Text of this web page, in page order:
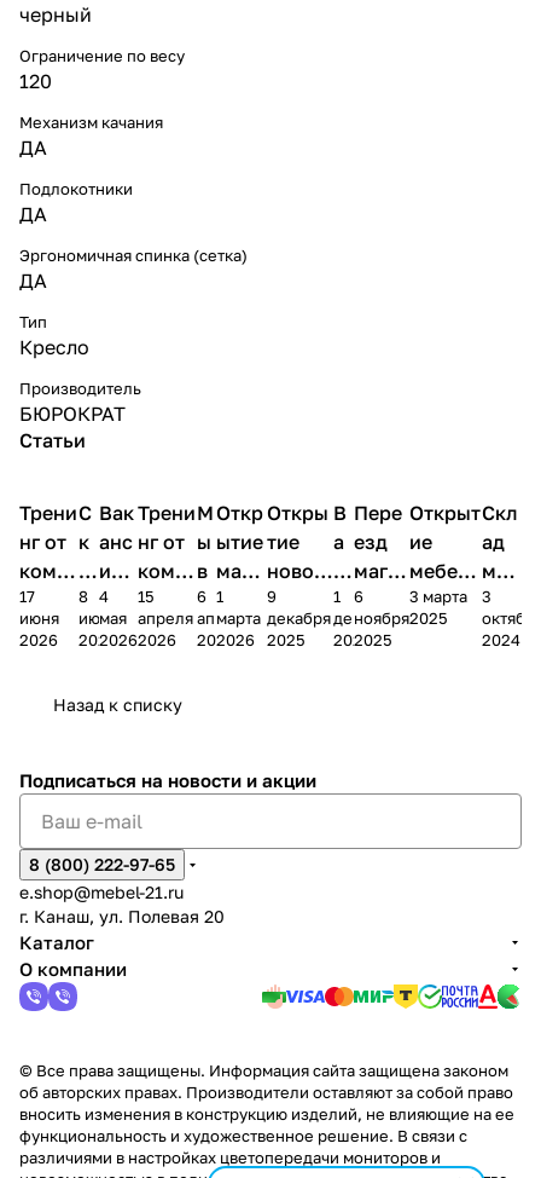
черный
Ограничение по весу
120
Механизм качания
ДА
Подлокотники
ДА
Эргономичная спинка (сетка)
ДА
Тип
Кресло
Производитель
БЮРОКРАТ
Статьи
Трени
нг от
комп
ании
Мело
17
июня
2026
С
к
и
д
к
2
8
июня
2026
Вак
анс
ия в
Чеб
окс
4
мая
2026
Трени
нг от
комп
ании
Мело
15
апреля
2026
М
ы
в
М
А
6
апреля
2026
Откр
ытие
мага
зина
в
1
марта
2026
Откры
тие
новог
о
магаз
9
декабря
2025
В
а
к
а
н
1
декабря
2025
Пере
езд
магаз
ина в
г.
6
ноября
2025
Открыт
ие
мебель
ного
салона
3 марта
2025
Скл
ад
меб
ели
пер
3
2024
Назад к списку
Подписаться на новости и акции
8 (800) 222-97-65
e.shop@mebel-21.ru
г. Канаш, ул. Полевая 20
Каталог
О компании
© Все права защищены. Информация сайта защищена законом
об авторских правах. Производители оставляют за собой право
вносить изменения в конструкцию изделий, не влияющие на ее
функциональность и художественное решение. В связи с
различиями в настройках цветопередачи мониторов и